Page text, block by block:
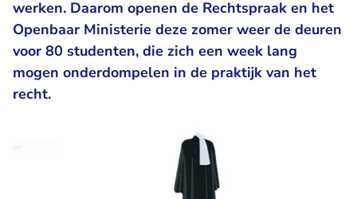
werken. Daarom openen de Rechtspraak en het
Openbaar Ministerie deze zomer weer de deuren
voor 80 studenten, die zich een week lang
mogen onderdompelen in de praktijk van het
recht.